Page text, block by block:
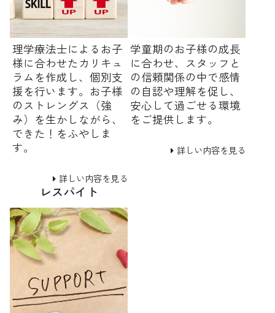
理学療法士によるお子
様に合わせたカリキュ
ラムを作成し、個別支
援を行います。お子様
のストレングス（強
み）を生かしながら、
できた！をふやしま
す。
詳しい内容を見る
学童期のお子様の成長
に合わせ、スタッフと
の信頼関係の中で感情
の自認や理解を促し、
安心して過ごせる環境
をご提供します。
詳しい内容を見る
レスパイト